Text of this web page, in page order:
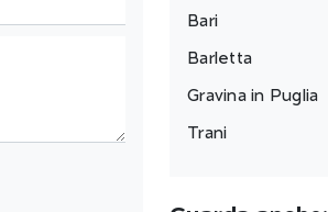
Bari
Barletta
Gravina in Puglia
Trani